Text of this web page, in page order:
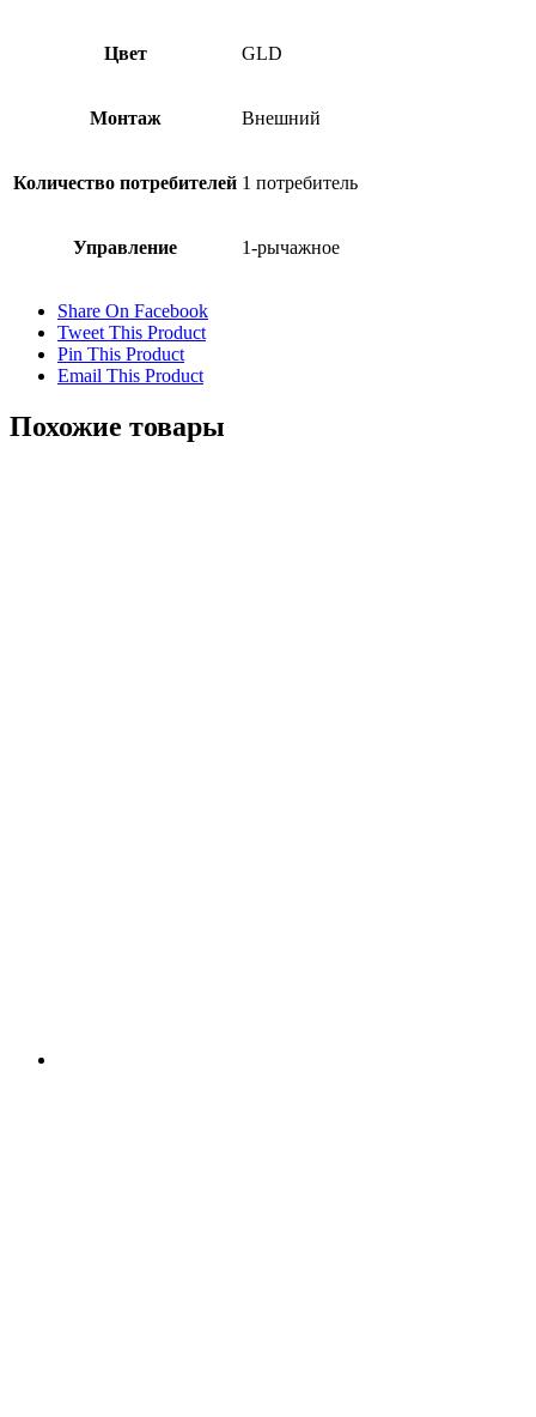
Цвет GLD
Монтаж Внешний
Количество потребителей 1 потребитель
Управление 1-рычажное
Share On Facebook
Tweet This Product
Pin This Product
Email This Product
Похожие товары